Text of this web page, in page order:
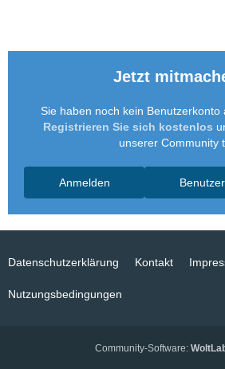
Jetzt
Sie haben noch kein Benutzerkonto
Registrieren Sie sich kostenlos
unserer Community
Anmelden
Datenschutzerklärung Kontakt
Nutzungsbedingungen
Community-Software: